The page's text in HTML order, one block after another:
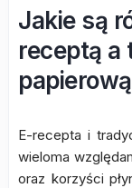
Jakie są
receptą a
papierową
E-recepta i
wieloma
oraz korzyści